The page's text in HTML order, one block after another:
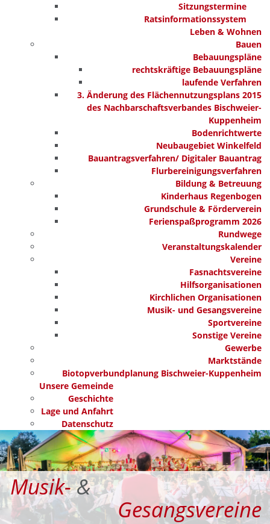
Sitzungstermine
Ratsinformationssystem
Leben & Wohnen
Bauen
Bebauungspläne
rechtskräftige Bebauungspläne
laufende Verfahren
3. Änderung des Flächennutzungsplans 2015
des Nachbarschaftsverbandes Bischweier-
Kuppenheim
Bodenrichtwerte
Neubaugebiet Winkelfeld
Bauantragsverfahren/ Digitaler Bauantrag
Flurbereinigungsverfahren
Bildung & Betreuung
Kinderhaus Regenbogen
Grundschule & Förderverein
Ferienspaßprogramm 2026
Rundwege
Veranstaltungskalender
Vereine
Fasnachtsvereine
Hilfsorganisationen
Kirchlichen Organisationen
Musik- und Gesangsvereine
Sportvereine
Sonstige Vereine
Gewerbe
Marktstände
Biotopverbundplanung Bischweier-Kuppenheim
Unsere Gemeinde
Geschichte
Lage und Anfahrt
Datenschutz
Musik-&
Gesangsvereine